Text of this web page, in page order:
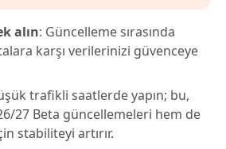
alın: Güncelleme sırasında
karşı verilerinizi güvenceye
trafikli saatlerde yapın; bu,
27 Beta güncellemeleri hem de
stabiliteyi artırır.